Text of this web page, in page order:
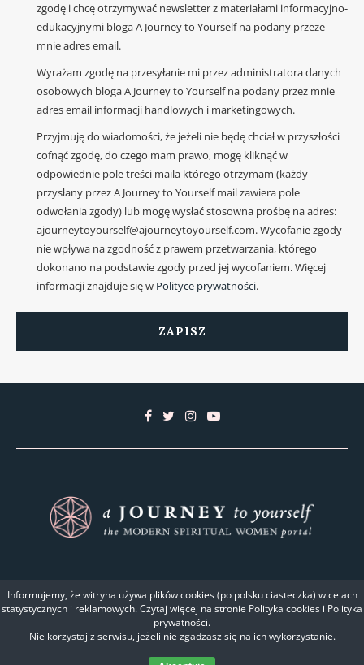
zgodę i chcę otrzymywać newsletter z materiałami informacyjno-
edukacyjnymi bloga A Journey to Yourself na podany przeze
mnie adres email.
Wyrażam zgodę na przesyłanie mi przez administratora danych
osobowych bloga A Journey to Yourself na podany przez mnie
adres email informacji handlowych i marketingowych.
Przyjmuję do wiadomości, że jeżeli nie będę chciał w przyszłości
cofnąć zgodę, do czego mam prawo, mogę kliknąć w
odpowiednie pole treści maila którego otrzymam (każdy
przysłany przez A Journey to Yourself mail zawiera pole
odwołania zgody) lub mogę wysłać stosowna prośbę na adres:
ajourneytoyourself@ajourneytoyourself.com. Wycofanie zgody
nie wpływa na zgodność z prawem przetwarzania, którego
dokonano na podstawie zgody przed jej wycofaniem. Więcej
informacji znajduje się w Polityce prywatności.
@2020 A Journey to Yourself. Wszystkie prawa zastrzeżone. Projekt i
wykonanie szablonuPenciDesign
WdrożeniePingSoft
Informujemy, że witryna używa plików cookies (po polsku ciasteczka) w celach
statystycznych i reklamowych. Czytaj więcej na stronie Polityka cookies i Polityka
prywatności.
Nie korzystaj z serwisu, jeżeli nie zgadzasz się na ich wykorzystanie.